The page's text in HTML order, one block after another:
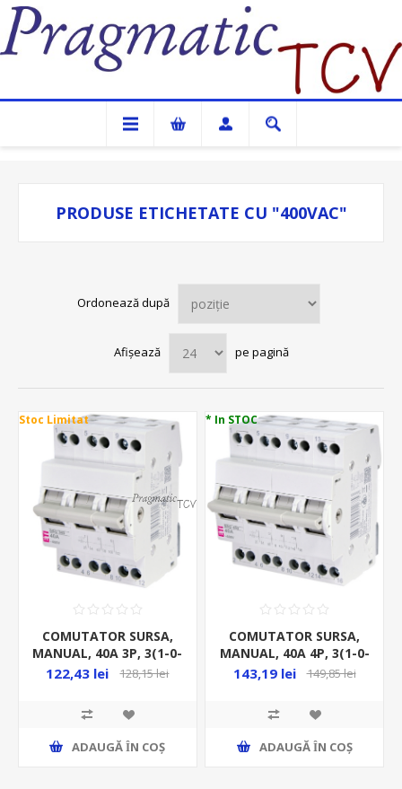
Pragmatic TCV
PRODUSE ETICHETATE CU "400VAC"
Ordonează după
Afișează pe pagină
Stoc Limitat
COMUTATOR SURSA,
MANUAL, 40A 3P, 3(1-0-
2)POZ, 400VAC, IP20
122,43 lei 128,15 lei
ADAUGĂ ȊN COŞ
* In STOC
COMUTATOR SURSA,
MANUAL, 40A 4P, 3(1-0-
2)POZ, 400VAC, IP20
143,19 lei 149,85 lei
ADAUGĂ ȊN COŞ